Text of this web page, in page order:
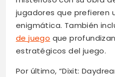
jugadores que prefieren
enigmática. También
de juego que
estratégicos del juego.
Por último, “Dixit: